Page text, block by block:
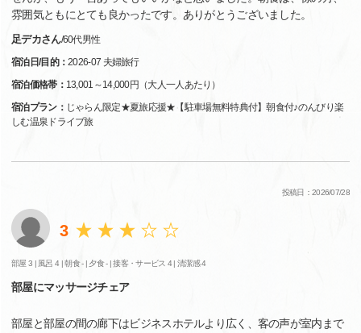
雰囲気ともにとても良かったです。ありがとうございました。
足デカさん/60代男性
宿泊日/目的：2026-07 夫婦旅行
宿泊価格帯： 13,001～14,000円（大人一人あたり）
宿泊プラン： じゃらん限定★夏旅応援★【駐車場無料特典付】朝食付♪のんびり楽
しむ温泉ドライブ旅
投稿日：2026/07/28
3
部屋 3 | 風呂 4 |朝食 - | 夕食 - |接客・サービス 4 |清潔感 4
部屋にマッサージチェア
部屋と部屋の間の廊下はビジネスホテルより広く、客の声が室内まで